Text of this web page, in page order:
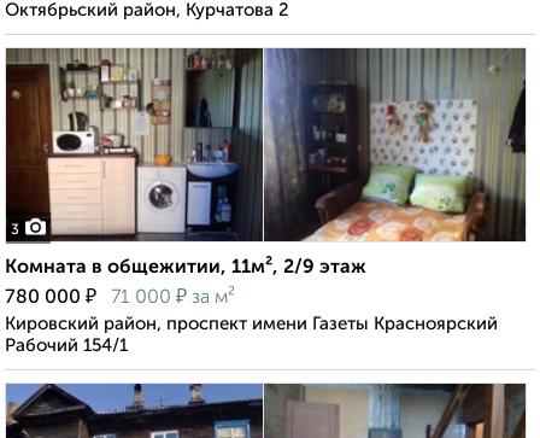
Октябрьский район, Курчатова 2
3
Комната в общежитии, 11м², 2/9 этаж
780 000 ₽ 71 000 ₽ за м²
Кировский район, проспект имени Газеты Красноярский
Рабочий 154/1